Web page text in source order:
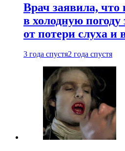
Врач заявила,
в холодную
от потери слуха и
3 года спустя2 года спустя